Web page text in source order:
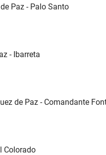
Paz - Palo Santo
- Ibarreta
de Paz - Comandante
Colorado